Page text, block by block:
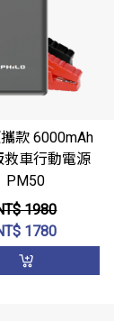
款 6000mAh
救車行動電源
PM50
1980
1780